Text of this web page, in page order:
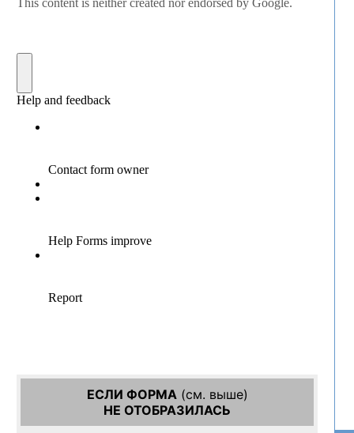
ЕСЛИ ФОРМА(см. выше)
НЕ ОТОБРАЗИЛАСЬ